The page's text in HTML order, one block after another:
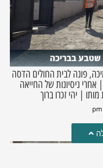
שטבע בבריכה
פונה לבית החולים הדסה
ניסיונות של החייאה
| יהי זכרו ברוך